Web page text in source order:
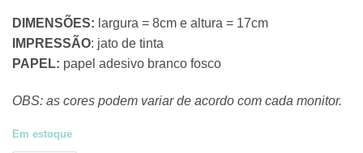
DIMENSÕES: largura = 8cm e altura = 17cm
IMPRESSÃO: jato de tinta
PAPEL: papel adesivo branco fosco
OBS: as cores podem variar de acordo com cada monitor.
Em estoque